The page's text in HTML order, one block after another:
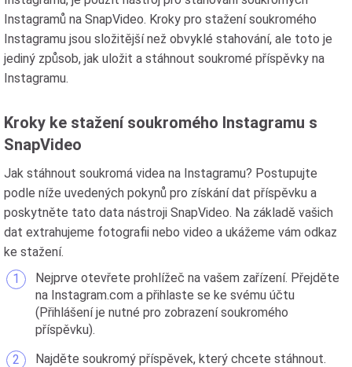
Instagramů na SnapVideo. Kroky pro stažení soukromého
Instagramu jsou složitější než obvyklé stahování, ale toto je
jediný způsob, jak uložit a stáhnout soukromé příspěvky na
Instagramu.
Kroky ke stažení soukromého Instagramu s
SnapVideo
Jak stáhnout soukromá videa na Instagramu? Postupujte
podle níže uvedených pokynů pro získání dat příspěvku a
poskytněte tato data nástroji SnapVideo. Na základě vašich
dat extrahujeme fotografii nebo video a ukážeme vám odkaz
ke stažení.
Nejprve otevřete prohlížeč na vašem zařízení. Přejděte
na Instagram.com a přihlaste se ke svému účtu
(Přihlášení je nutné pro zobrazení soukromého
příspěvku).
Najděte soukromý příspěvek, který chcete stáhnout.